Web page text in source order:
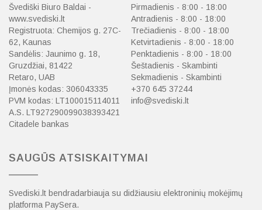
Švediški Biuro Baldai -
www.svediski.lt
Registruota: Chemijos g. 27C-
62, Kaunas
Sandėlis: Jaunimo g. 18,
Gruzdžiai, 81422
Retaro, UAB
Įmonės kodas: 306043335
PVM kodas: LT100015114011
A.S. LT927290099038393421
Citadele bankas
Pirmadienis - 8:00 - 18:00
Antradienis - 8:00 - 18:00
Trečiadienis - 8:00 - 18:00
Ketvirtadienis - 8:00 - 18:00
Penktadienis - 8:00 - 18:00
Šeštadienis - Skambinti
Sekmadienis - Skambinti
+370 645 37244
info@svediski.lt
SAUGŪS ATSISKAITYMAI
Svediski.lt bendradarbiauja su didžiausiu elektroninių mokėjimų
platforma PaySera.